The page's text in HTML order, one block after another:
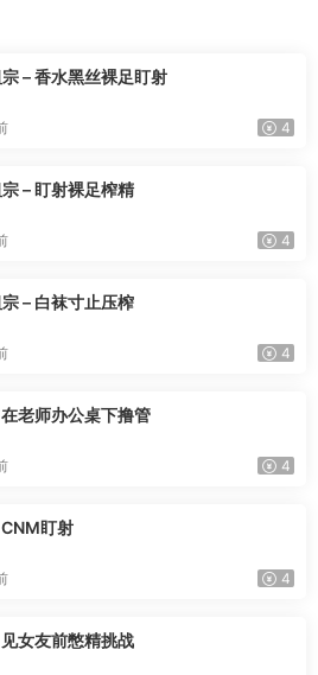
– 香水黑丝裸足盯射
4
– 盯射裸足榨精
4
– 白袜寸止压榨
4
老师办公桌下撸管
4
盯射
4
女友前憋精挑战